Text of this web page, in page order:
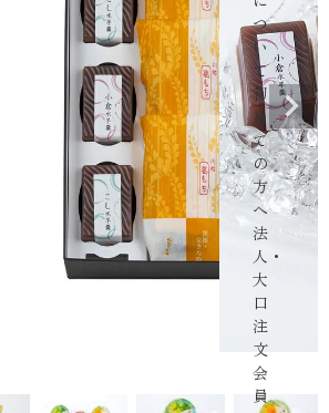
つ
い
て
初
め
て
の
方
へ
法
人・
大
口
注
文
会
員